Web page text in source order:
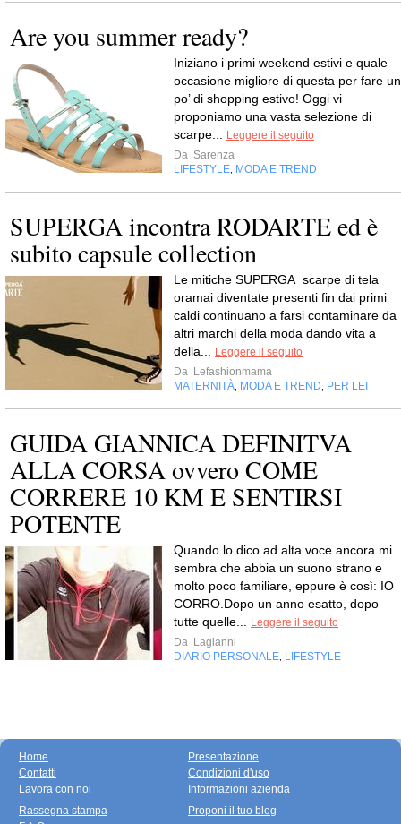
Are you summer ready?
Iniziano i primi weekend estivi e quale
occasione migliore di questa per fare un
po’ di shopping estivo! Oggi vi
proponiamo una vasta selezione di
scarpe... Leggere il seguito
Da Sarenza
LIFESTYLE, MODA E TREND
SUPERGA incontra RODARTE ed è
subito capsule collection
Le mitiche SUPERGA scarpe di tela
oramai diventate presenti fin dai primi
caldi continuano a farsi contaminare da
altri marchi della moda dando vita a
della... Leggere il seguito
Da Lefashionmama
MATERNITÀ, MODA E TREND, PER LEI
GUIDA GIANNICA DEFINITVA
ALLA CORSA ovvero COME
CORRERE 10 KM E SENTIRSI
POTENTE
Quando lo dico ad alta voce ancora mi
sembra che abbia un suono strano e
molto poco familiare, eppure è così: IO
CORRO.Dopo un anno esatto, dopo
tutte quelle... Leggere il seguito
Da Lagianni
DIARIO PERSONALE, LIFESTYLE
Home
Contatti
Lavora con noi
Presentazione
Condizioni d'uso
Informazioni azienda
Rassegna stampa
Proponi il tuo blog